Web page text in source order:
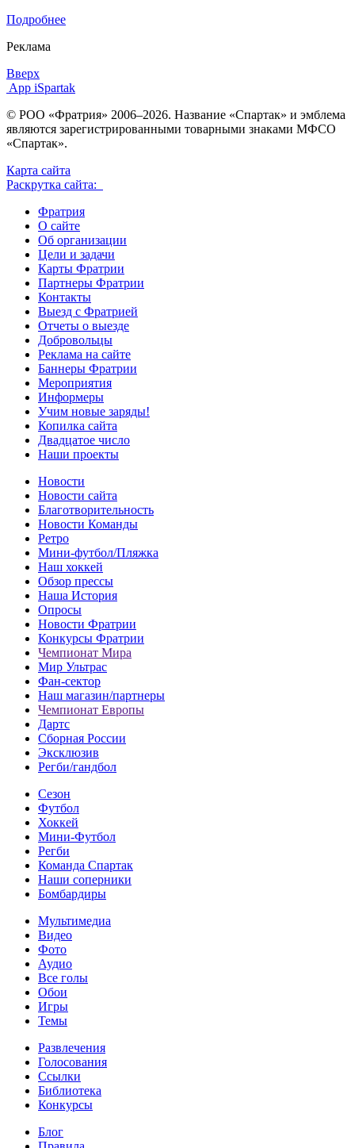
Подробнее
Реклама
Вверх
App iSpartak
© РОО «Фратрия» 2006–2026. Название «Спартак» и эмблема
являются зарегистрированными товарными знаками МФСО
«Спартак».
Карта сайта
Раскрутка сайта:
Фратрия
О сайте
Об организации
Цели и задачи
Карты Фратрии
Партнеры Фратрии
Контакты
Выезд с Фратрией
Отчеты о выезде
Добровольцы
Реклама на сайте
Баннеры Фратрии
Мероприятия
Информеры
Учим новые заряды!
Копилка сайта
Двадцатое число
Наши проекты
Новости
Новости сайта
Благотворительность
Новости Команды
Ретро
Мини-футбол/Пляжка
Наш хоккей
Обзор прессы
Наша История
Опросы
Новости Фратрии
Конкурсы Фратрии
Чемпионат Мира
Мир Ультрас
Фан-cектор
Наш магазин/партнеры
Чемпионат Европы
Дартс
Сборная России
Эксклюзив
Регби/гандбол
Сезон
Футбол
Хоккей
Мини-Футбол
Регби
Команда Спартак
Наши соперники
Бомбардиры
Мультимедиа
Видео
Фото
Аудио
Все голы
Обои
Игры
Темы
Развлечения
Голосования
Ссылки
Библиотека
Конкурсы
Блог